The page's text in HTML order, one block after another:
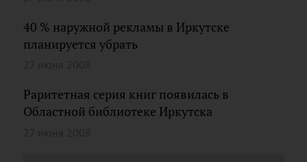
40 % наружной рекламы в Иркутске
планируется убрать
Раритетная серия книг появилась в
Областной библиотеке Иркутска